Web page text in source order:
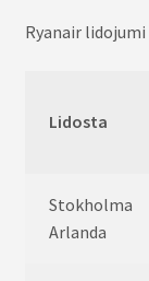
Ryanair lidojumi
Lidosta
Stokholma
Arlanda